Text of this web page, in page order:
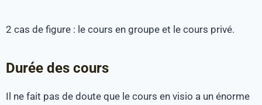
2 cas de figure : le cours en groupe et le cours privé.
Durée des cours
Il ne fait pas de doute que le cours en visio a un énorme